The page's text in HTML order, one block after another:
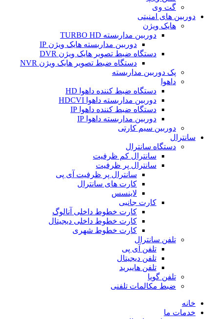
گت وی
دوربین های امنیتی
هایک ویژن
دوربین مداربسته TURBO HD
دوربین مداربسته هایک ویژن IP
دستگاه ضبط تصویر هایک ویژن DVR
دستگاه ضبط تصویر هایک ویژن NVR
پک دوربین مداربسته
داهوا
دستگاه ضبط کننده داهوا HD
دوربین مداربسته داهوا HDCVI
دستگاه ضبط کننده داهوا IP
دوربین مداربسته داهوا IP
دوربین سیم کارتی
سانترال
دستگاه سانترال
سانترال کم ظرفیت
سانترال پر ظرفیت
سانترال پر ظرفیت آی پی
کارت های سانترال
لاینسس
کارت جانبی
کارت خطوط داخلی آنالوگ
کارت خطوط داخلی دیجیتال
کارت خطوط شهری
تلفن سانترال
تلفن آی پی
تلفن دیجیتال
تلفن هایبرید
تلفن گویا
ضبط مکالمات تلفنی
خانه
خدمات ما